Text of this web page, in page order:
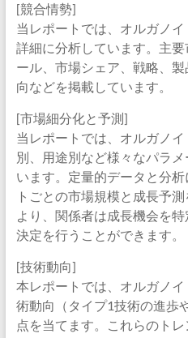
[競合情勢]
当レポートでは、オルガノ
詳細に分析しています。主
ール、市場シェア、戦略、
向などを掲載しています。
[市場細分化と予測]
当レポートでは、オルガノ
別、用途別など様々なパラ
います。定量的データと分
トごとの市場規模と成長予
より、関係者は成長機会を
決定を行うことができます。
[技術動向]
本レポートでは、オルガノ
術動向（タイプ1技術の進歩
点を当てます。これらのトレ